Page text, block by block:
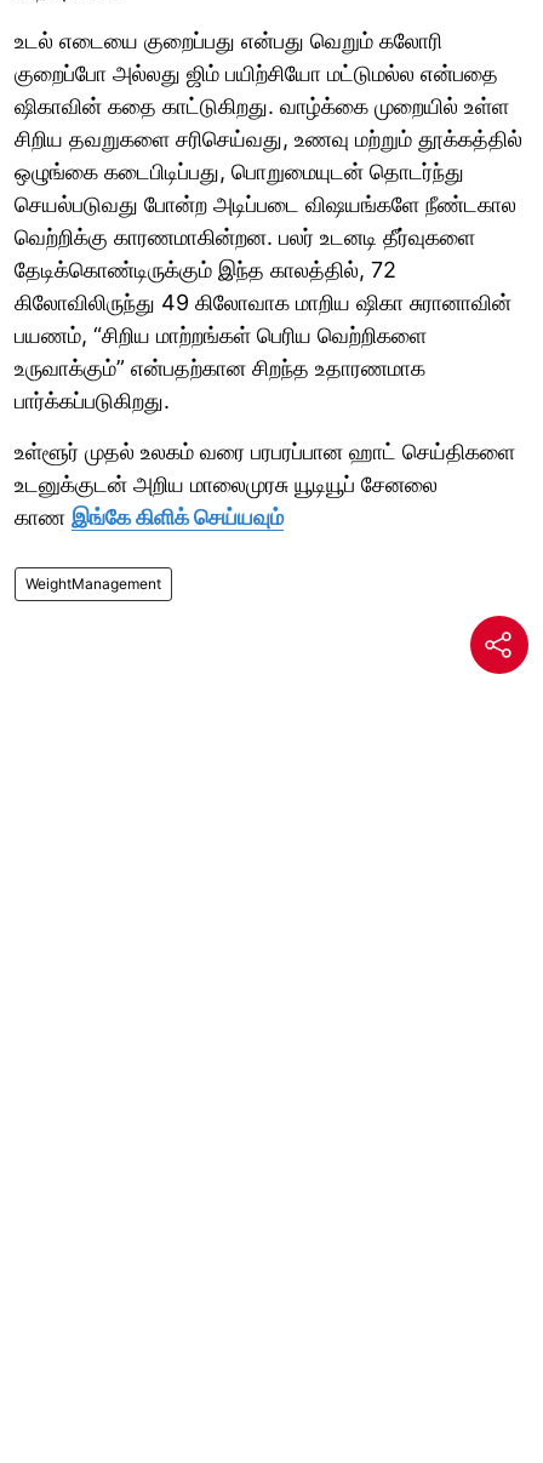
உடல் எடையை குறைப்பது என்பது வெறும் கலோரி
குறைப்போ அல்லது ஜிம் பயிற்சியோ மட்டுமல்ல என்பதை
ஷிகாவின் கதை காட்டுகிறது. வாழ்க்கை முறையில் உள்ள
சிறிய தவறுகளை சரிசெய்வது, உணவு மற்றும் தூக்கத்தில்
ஒழுங்கை கடைபிடிப்பது, பொறுமையுடன் தொடர்ந்து
செயல்படுவது போன்ற அடிப்படை விஷயங்களே நீண்டகால
வெற்றிக்கு காரணமாகின்றன. பலர் உடனடி தீர்வுகளை
தேடிக்கொண்டிருக்கும் இந்த காலத்தில், 72
கிலோவிலிருந்து 49 கிலோவாக மாறிய ஷிகா சுரானாவின்
பயணம், “சிறிய மாற்றங்கள் பெரிய வெற்றிகளை
உருவாக்கும்” என்பதற்கான சிறந்த உதாரணமாக
பார்க்கப்படுகிறது.
உள்ளூர் முதல் உலகம் வரை பரபரப்பான ஹாட் செய்திகளை
உடனுக்குடன் அறிய மாலைமுரசு யூடியூப் சேனலை
காண இங்கே கிளிக் செய்யவும்
WeightManagement